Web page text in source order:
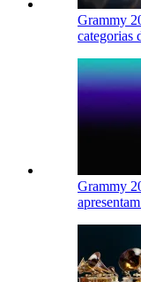
Grammy
categorias
Grammy